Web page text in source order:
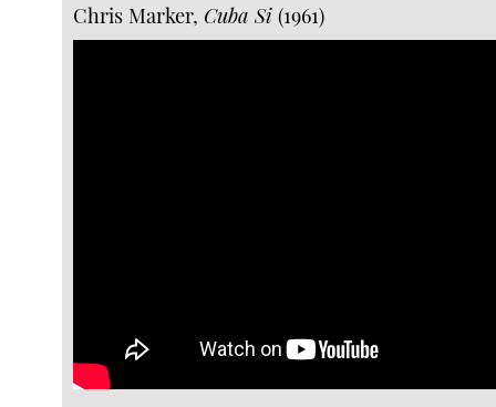
Chris Marker, Cuba Si (1961)